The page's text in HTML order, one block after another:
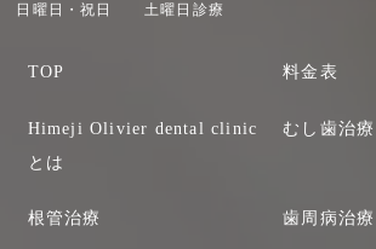
日曜日・祝日 土曜日診療
TOP 料金表
Himeji Olivier dental clinic
とは
むし歯治療
根管治療 歯周病治療